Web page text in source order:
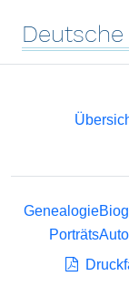
Deutsche
Genealogie
Porträts